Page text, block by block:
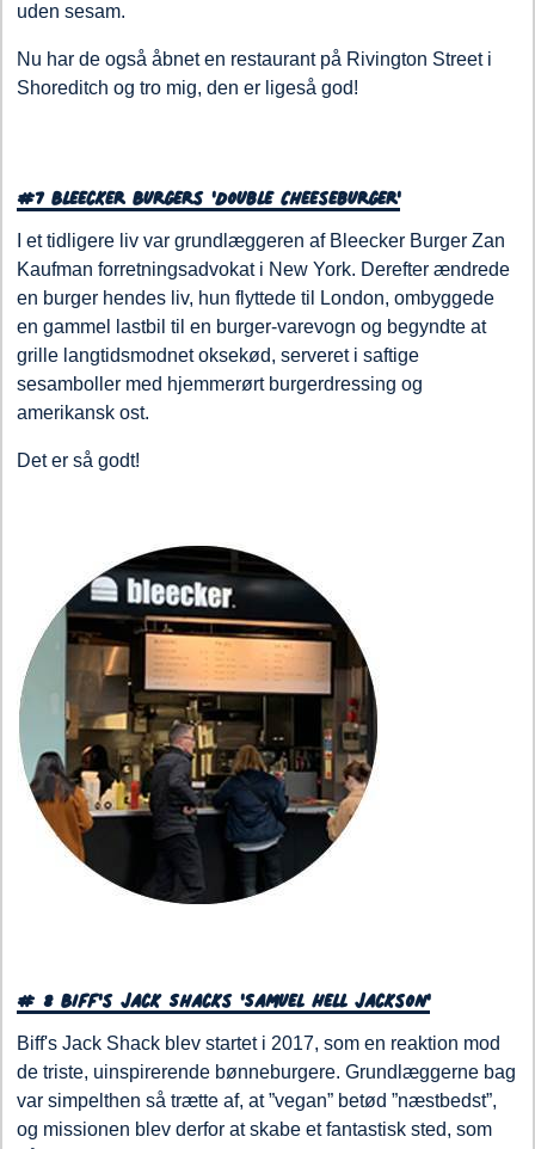
uden sesam.
Nu har de også åbnet en restaurant på Rivington Street i
Shoreditch og tro mig, den er ligeså god!
#7 Bleecker Burgers 'Double Cheeseburger'
I et tidligere liv var grundlæggeren af Bleecker Burger Zan
Kaufman forretningsadvokat i New York. Derefter ændrede
en burger hendes liv, hun flyttede til London, ombyggede
en gammel lastbil til en burger-varevogn og begyndte at
grille langtidsmodnet oksekød, serveret i saftige
sesamboller med hjemmerørt burgerdressing og
amerikansk ost.
Det er så godt!
# 8 Biff's Jack Shacks 'Samuel Hell Jackson'
Biff's Jack Shack blev startet i 2017, som en reaktion mod
de triste, uinspirerende bønneburgere. Grundlæggerne bag
var simpelthen så trætte af, at ”vegan” betød ”næstbedst”,
og missionen blev derfor at skabe et fantastisk sted, som